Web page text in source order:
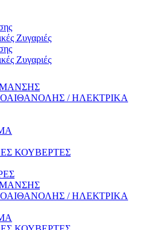
Ζυγαριές
Ζυγαριές
/ ΗΛΕΚΤΡΙΚΑ
ΚΟΥΒΕΡΤΕΣ
/ ΗΛΕΚΤΡΙΚΑ